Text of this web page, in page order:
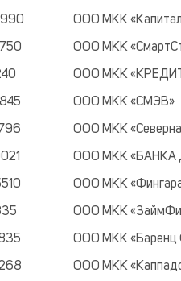
ООО МКК
ООО МКК
ООО МКК
ООО МКК «СМЭВ»
ООО МКК
ООО МКК «БАНКА
ООО МКК
ООО МКК
ООО МКК «Баренц
ООО МКК